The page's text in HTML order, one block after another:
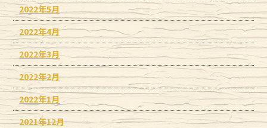
2022年5月
2022年4月
2022年3月
2022年2月
2022年1月
2021年12月